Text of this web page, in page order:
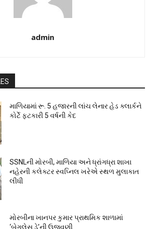
admin
માળિયામાં રૂ. 5 હજારની લાંચ લેનાર હેડ ક્લાર્કને
કોર્ટે ફટકારી 5 વર્ષની કેદ
SSNLની મોરબી, માળિયા અને ધ્રાંગધ્રા શાખા
નહેરની કલેક્ટર સ્વપ્નિલ ખરેએ સ્થળ મુલાકાત
લીધી
મોરબીના ખાનપર કુમાર પ્રાથમિક શાળામાં
‘બેગલેસ ડે’ની ઉજવણી